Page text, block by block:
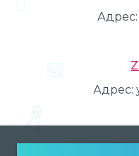
Адрес:
Адрес: